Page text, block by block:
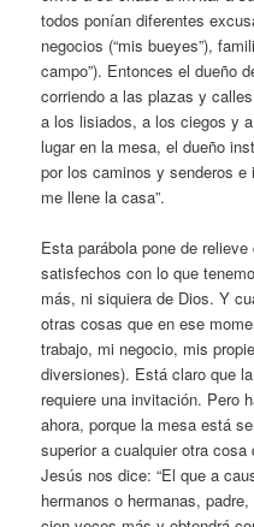
todos ponían diferentes
negocios (“mis bueyes”),
campo”). Entonces el dueño
corriendo a las plazas y
a los lisiados, a los ciegos y
lugar en la mesa, el dueño
por los caminos y senderos
me llene la casa”.
Esta parábola pone de
satisfechos con lo que
más, ni siquiera de Dios. Y
otras cosas que en ese
trabajo, mi negocio, mis
diversiones). Está claro que
requiere una invitación. Pero
ahora, porque la mesa está
superior a cualquier otra
Jesús nos dice: “El que a
hermanos o hermanas,